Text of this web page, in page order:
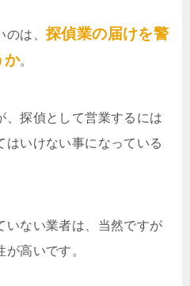
は、 探偵業の届けを警
か。
、探偵として営業するには
はいけない事になっている
いない業者は、当然ですが
高いです。